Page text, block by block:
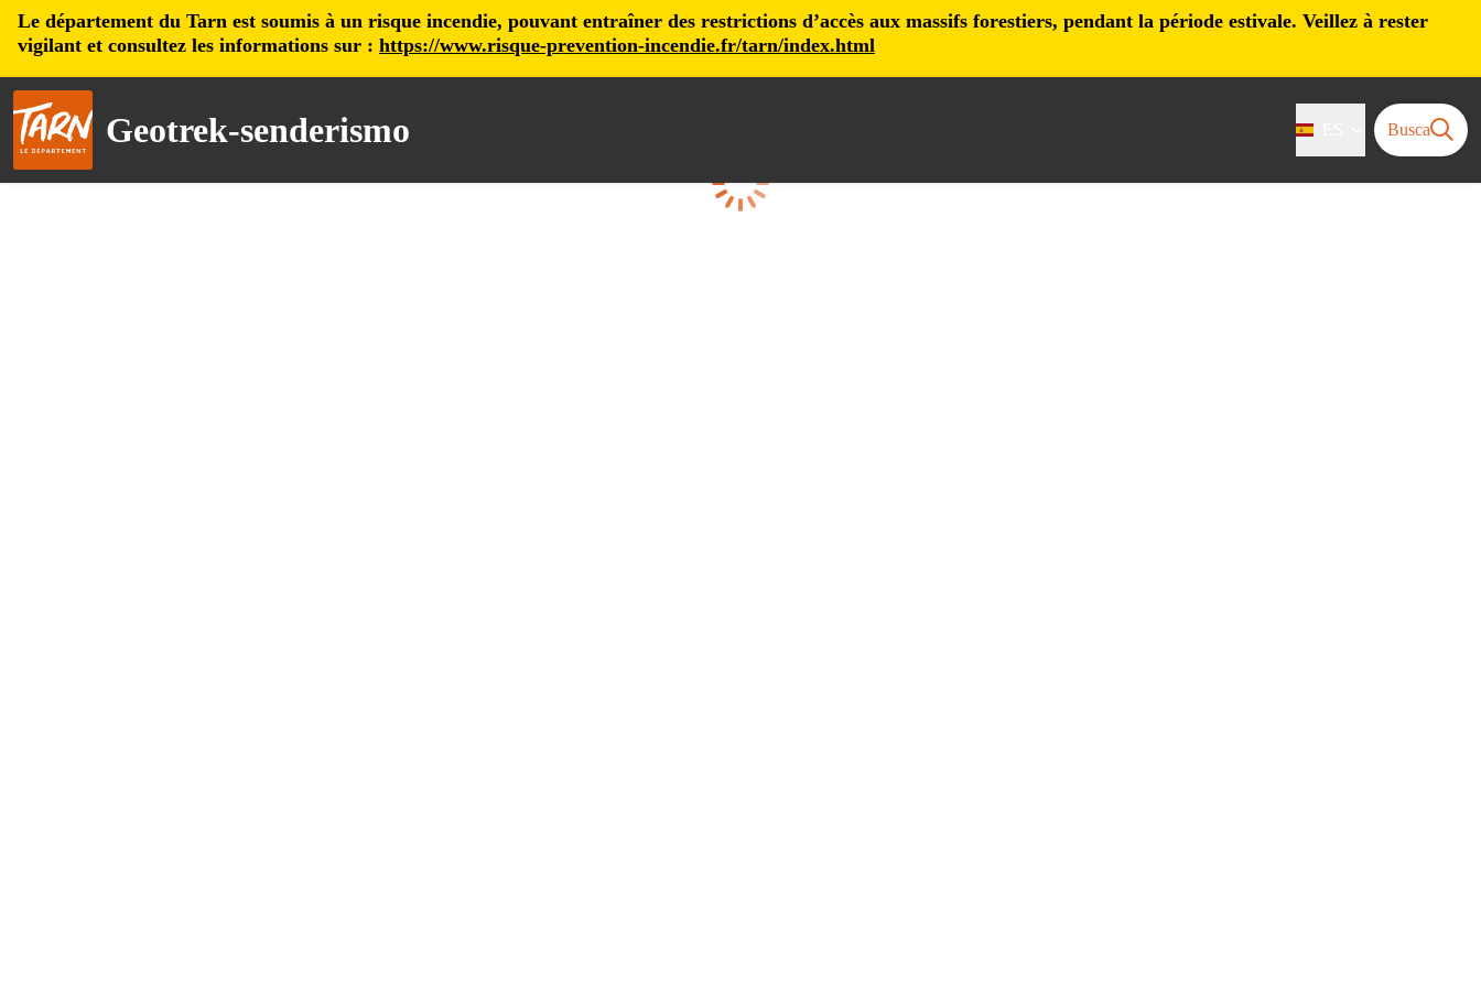
Le département du Tarn est soumis à un risque incendie, pouvant entraîner des restrictions d’accès aux massifs forestiers, pendant la période estivale. Veillez à rester
vigilant et consultez les informations sur : https://www.risque-prevention-incendie.fr/tarn/index.html
Geotrek-senderismo Busca
Cargando